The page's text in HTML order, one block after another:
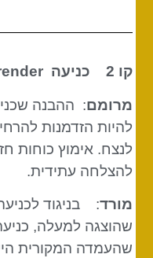
קו 2 כניעה
מרומם: ההבנה
להיות הזדמנות
לנצח. אימוץ כוחות
להצלחה עתידית.
מורד: בניגוד
שהוצגה למעלה,
שהעמדה המקורית